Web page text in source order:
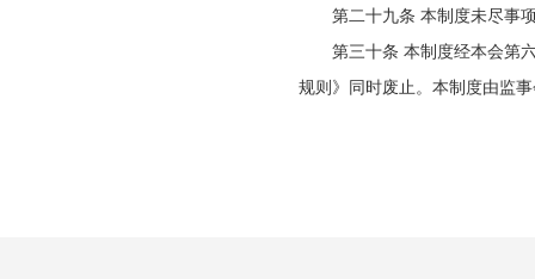
第二十九条 本制度未尽事
第三十条 本制度经本会第
规则》同时废止。本制度由监